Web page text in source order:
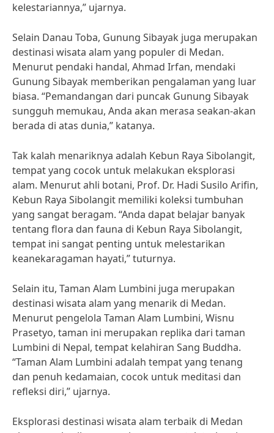
kelestariannya,” ujarnya.
Selain Danau Toba, Gunung Sibayak juga merupakan
destinasi wisata alam yang populer di Medan.
Menurut pendaki handal, Ahmad Irfan, mendaki
Gunung Sibayak memberikan pengalaman yang luar
biasa. “Pemandangan dari puncak Gunung Sibayak
sungguh memukau, Anda akan merasa seakan-akan
berada di atas dunia,” katanya.
Tak kalah menariknya adalah Kebun Raya Sibolangit,
tempat yang cocok untuk melakukan eksplorasi
alam. Menurut ahli botani, Prof. Dr. Hadi Susilo Arifin,
Kebun Raya Sibolangit memiliki koleksi tumbuhan
yang sangat beragam. “Anda dapat belajar banyak
tentang flora dan fauna di Kebun Raya Sibolangit,
tempat ini sangat penting untuk melestarikan
keanekaragaman hayati,” tuturnya.
Selain itu, Taman Alam Lumbini juga merupakan
destinasi wisata alam yang menarik di Medan.
Menurut pengelola Taman Alam Lumbini, Wisnu
Prasetyo, taman ini merupakan replika dari taman
Lumbini di Nepal, tempat kelahiran Sang Buddha.
“Taman Alam Lumbini adalah tempat yang tenang
dan penuh kedamaian, cocok untuk meditasi dan
refleksi diri,” ujarnya.
Eksplorasi destinasi wisata alam terbaik di Medan